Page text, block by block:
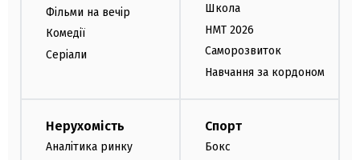
Фільми на вечір
Комедії
Серіали
Школа
НМТ 2026
Саморозвиток
Навчання за кордоном
Нерухомість
Аналітика ринку
Спорт
Бокс